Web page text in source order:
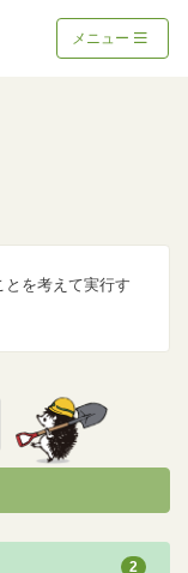
メニュー
を考えて実行す
2